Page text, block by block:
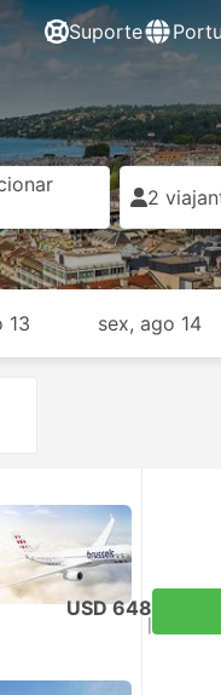
Suporte
2
13 sex, ago 14
USD 648